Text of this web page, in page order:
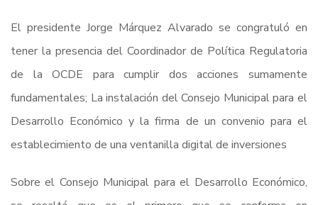
El presidente Jorge Márquez Alvarado se congratuló en
tener la presencia del Coordinador de Política Regulatoria
de la OCDE para cumplir dos acciones sumamente
fundamentales; La instalación del Consejo Municipal para el
Desarrollo Económico y la firma de un convenio para el
establecimiento de una ventanilla digital de inversiones
Sobre el Consejo Municipal para el Desarrollo Económico,